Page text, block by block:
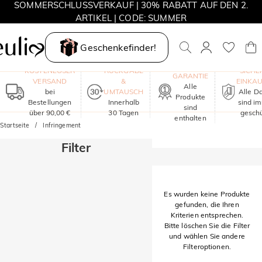
SOMMERSCHLUSSVERKAUF | 30% RABATT AUF DEN 2.
ARTIKEL | CODE: SUMMER
MOVE MY WAY | 3 KAUFEN, HALSKETTE GRATIS
Geschenkefinder!
KOSTENLOSER
VERSAND
bei
Bestellungen
über 90,00 €
RÜCKGABE
&
UMTAUSCH
Innerhalb
30 Tagen
GARANTIE
Alle
Produkte
sind
enthalten
Alle
sind
Startseite Infringement
Filter
Es wurden keine Produkte
gefunden, die Ihren
Kriterien entsprechen.
Bitte löschen Sie die Filter
und wählen Sie andere
Filteroptionen.